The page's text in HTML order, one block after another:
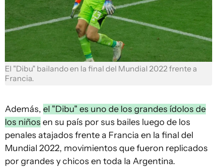
El "Dibu" bailando en la final del Mundial 2022 frente a
Francia.
Además, el "Dibu" es uno de los grandes ídolos de
los niños en su país por sus bailes luego de los
penales atajados frente a Francia en la final del
Mundial 2022, movimientos que fueron replicados
por grandes y chicos en toda la Argentina.